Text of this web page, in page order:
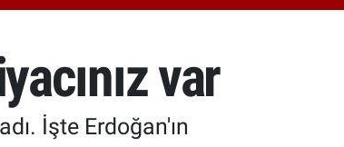
var
İşte Erdoğan'ın